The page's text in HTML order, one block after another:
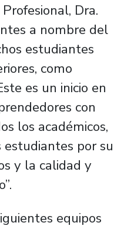
Dra.
a nombre del
estudiantes
como
es un inicio en
con
los académicos,
por su
y la calidad y
equipos